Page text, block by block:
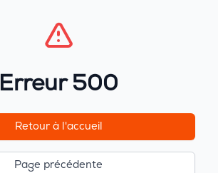
Erreur 500
Retour à l'accueil
Page précédente